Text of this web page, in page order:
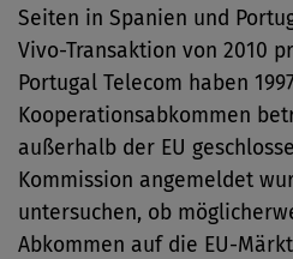
Seiten in Spanien und
Vivo-Transaktion von 2010
Portugal Telecom haben
Kooperationsabkommen
außerhalb der EU
Kommission angemeldet
untersuchen, ob
Abkommen auf die EU-